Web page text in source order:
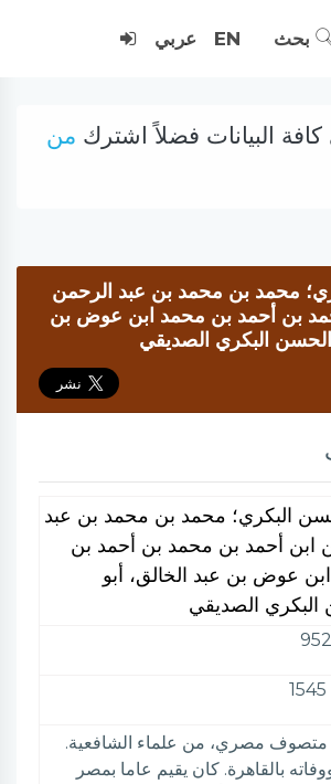
بحث EN عربي
البيانات فضلاً اشترك من
محمد بن محمد بن عبد الرحمن
بن أحمد بن محمد ابن عوض بن
الحسن البكري الصديقي
البكري؛ محمد بن محمد بن عبد
ابن أحمد بن محمد بن أحمد بن
عوض بن عبد الخالق، أبو
البكري الصديقي
مصري، من علماء الشافعية.
بالقاهرة. كان يقيم عاما بمصر